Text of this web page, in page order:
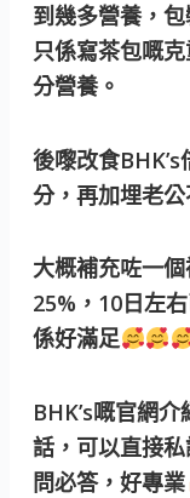
到幾多營養，
只係寫茶包嘅
分營養。
後嚟改食
分，再加埋老
大概補充咗一
25%，10日左
係好滿足
BHK’s嘅官網
話，可以直接
問必答，好專業